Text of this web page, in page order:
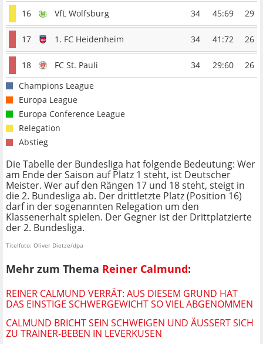
16 VfL Wolfsburg 34 45:69 29
17 1. FC Heidenheim 34 41:72 26
18 FC St. Pauli 34 29:60
26
Champions League
Europa League
Europa Conference League
Relegation
Abstieg
Die Tabelle der Bundesliga hat folgende Bedeutung: Wer
am Ende der Saison auf Platz 1 steht, ist Deutscher
Meister. Wer auf den Rängen 17 und 18 steht, steigt in
die 2. Bundesliga ab. Der drittletzte Platz (Position 16)
darf in der sogenannten Relegation um den
Klassenerhalt spielen. Der Gegner ist der Drittplatzierte
der 2. Bundesliga.
Titelfoto: Oliver Dietze/dpa
Mehr zum Thema Reiner Calmund:
REINER CALMUND VERRÄT: AUS DIESEM GRUND HAT
DAS EINSTIGE SCHWERGEWICHT SO VIEL ABGENOMMEN
CALMUND BRICHT SEIN SCHWEIGEN UND ÄUSSERT SICH Z
U TRAINER-BEBEN IN LEVERKUSEN